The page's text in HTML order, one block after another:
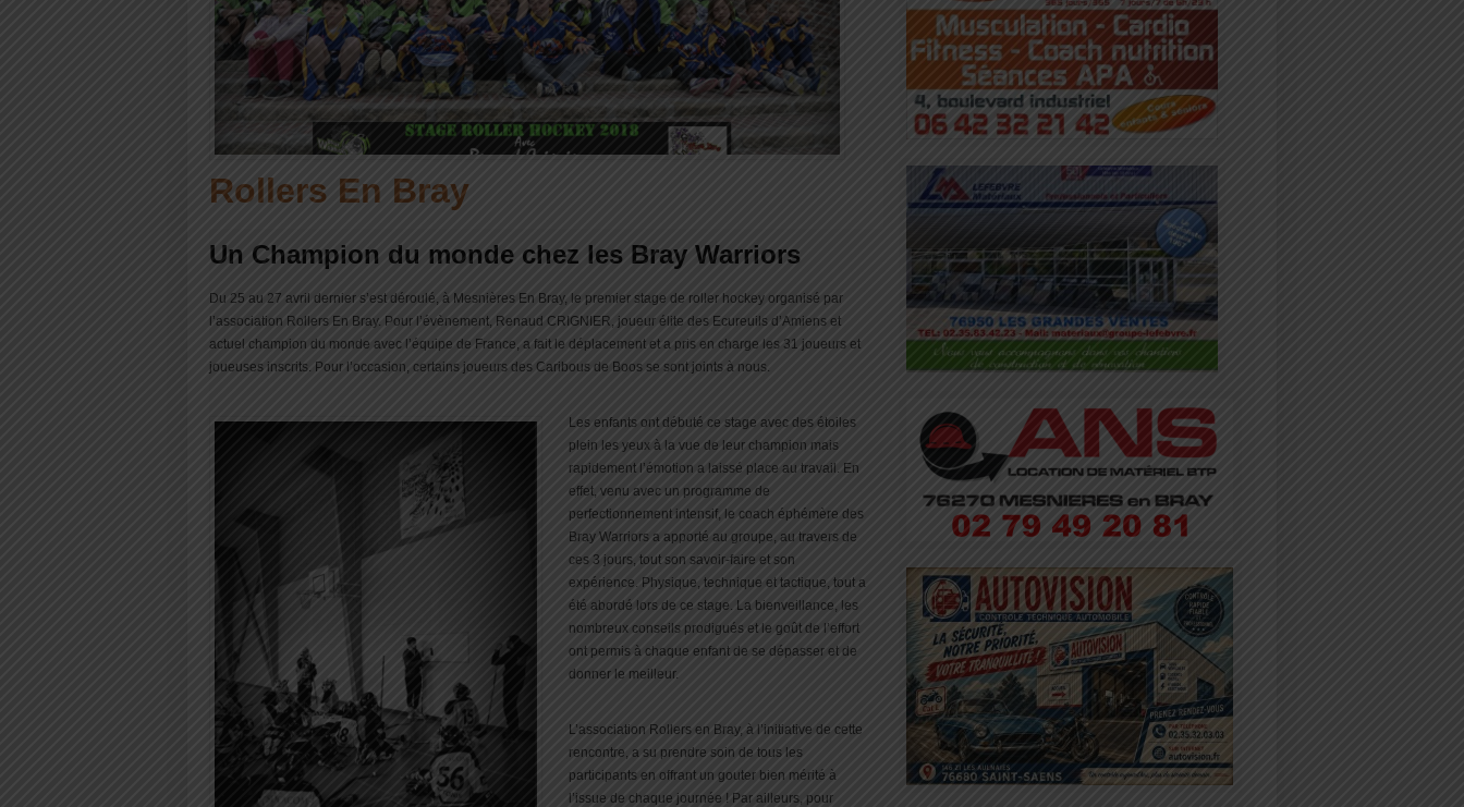
Rollers En Bray
Un Champion du monde chez les Bray Warriors
Du 25 au 27 avril dernier s’est déroulé, à Mesnières En Bray, le premier stage de roller hockey organisé par
l’association Rollers En Bray. Pour l’évènement, Renaud CRIGNIER, joueur élite des Ecureuils d’Amiens et
actuel champion du monde avec l’équipe de France, a fait le déplacement et a pris en charge les 31 joueurs et
joueuses inscrits. Pour l’occasion, certains joueurs des Caribous de Boos se sont joints à nous.
Les enfants ont débuté ce stage avec des étoiles
plein les yeux à la vue de leur champion mais
rapidement l’émotion a laissé place au travail. En
effet, venu avec un programme de
perfectionnement intensif, le coach éphémère des
Bray Warriors a apporté au groupe, au travers de
ces 3 jours, tout son savoir-faire et son
expérience. Physique, technique et tactique, tout a
été abordé lors de ce stage. La bienveillance, les
nombreux conseils prodigués et le goût de l’effort
ont permis à chaque enfant de se dépasser et de
donner le meilleur.
L’association Rollers en Bray, à l’initiative de cette
rencontre, a su prendre soin de tous les
participants en offrant un gouter bien mérité à
l’issue de chaque journée ! Par ailleurs, pour